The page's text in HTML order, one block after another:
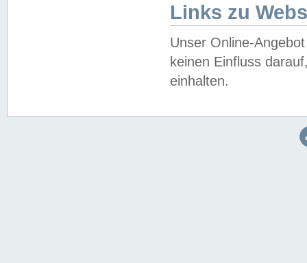
Links zu
Unser Online-
keinen Einfluss
einhalten.